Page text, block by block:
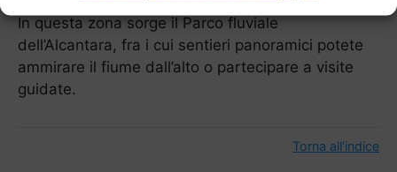
In questa zona sorge il Parco fluviale
dell’Alcantara, fra i cui sentieri panoramici potete
ammirare il fiume dall’alto o partecipare a visite
guidate.
Torna all'indice